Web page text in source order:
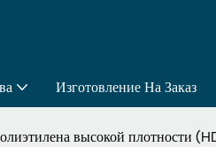
Изготовление На Заказ
высокой плотности